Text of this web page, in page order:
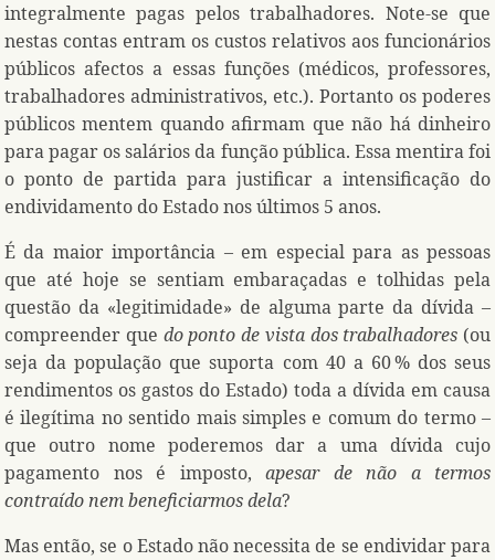
integralmente pagas pelos trabalhadores. Note-se que
nestas contas entram os custos relativos aos funcionários
públicos afectos a essas funções (médicos, professores,
trabalhadores administrativos, etc.). Portanto os poderes
públicos mentem quando afirmam que não há dinheiro
para pagar os salários da função pública. Essa mentira foi
o ponto de partida para justificar a intensificação do
endividamento do Estado nos últimos 5 anos.
É da maior importância – em especial para as pessoas
que até hoje se sentiam embaraçadas e tolhidas pela
questão da «legitimidade» de alguma parte da dívida –
compreender que do ponto de vista dos trabalhadores (ou
seja da população que suporta com 40 a 60 % dos seus
rendimentos os gastos do Estado) toda a dívida em causa
é ilegítima no sentido mais simples e comum do termo –
que outro nome poderemos dar a uma dívida cujo
pagamento nos é imposto, apesar de não a termos
contraído nem beneficiarmos dela?
Mas então, se o Estado não necessita de se endividar para